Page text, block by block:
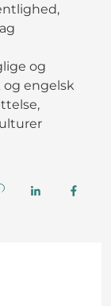
og
engelsk